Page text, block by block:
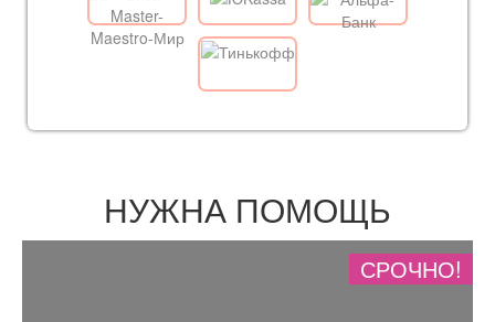
НУЖНА ПОМОЩЬ
СРОЧНО!